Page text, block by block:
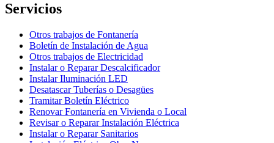
Servicios
Otros trabajos de Fontanería
Boletín de Instalación de Agua
Otros trabajos de Electricidad
Instalar o Reparar Descalcificador
Instalar Iluminación LED
Desatascar Tuberías o Desagües
Tramitar Boletín Eléctrico
Renovar Fontanería en Vivienda o Local
Revisar o Reparar Instalación Eléctrica
Instalar o Reparar Sanitarios